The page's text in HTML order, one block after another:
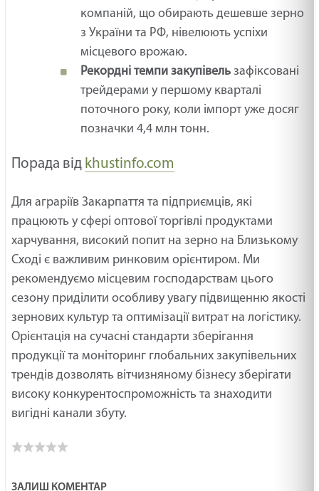
компаній, що обирають дешевше зерно
з України та РФ, нівелюють успіхи
місцевого врожаю.
Рекордні темпи закупівель зафіксовані
трейдерами у першому кварталі
поточного року, коли імпорт уже досяг
позначки 4,4 млн тонн.
Порада від khustinfo.com
Для аграріїв Закарпаття та підприємців, які
працюють у сфері оптової торгівлі продуктами
харчування, високий попит на зерно на Близькому
Сході є важливим ринковим орієнтиром. Ми
рекомендуємо місцевим господарствам цього
сезону приділити особливу увагу підвищенню якості
зернових культур та оптимізації витрат на логістику.
Орієнтація на сучасні стандарти зберігання
продукції та моніторинг глобальних закупівельних
трендів дозволять вітчизняному бізнесу зберігати
високу конкурентоспроможність та знаходити
вигідні канали збуту.
ЗАЛИШ КОМЕНТАР